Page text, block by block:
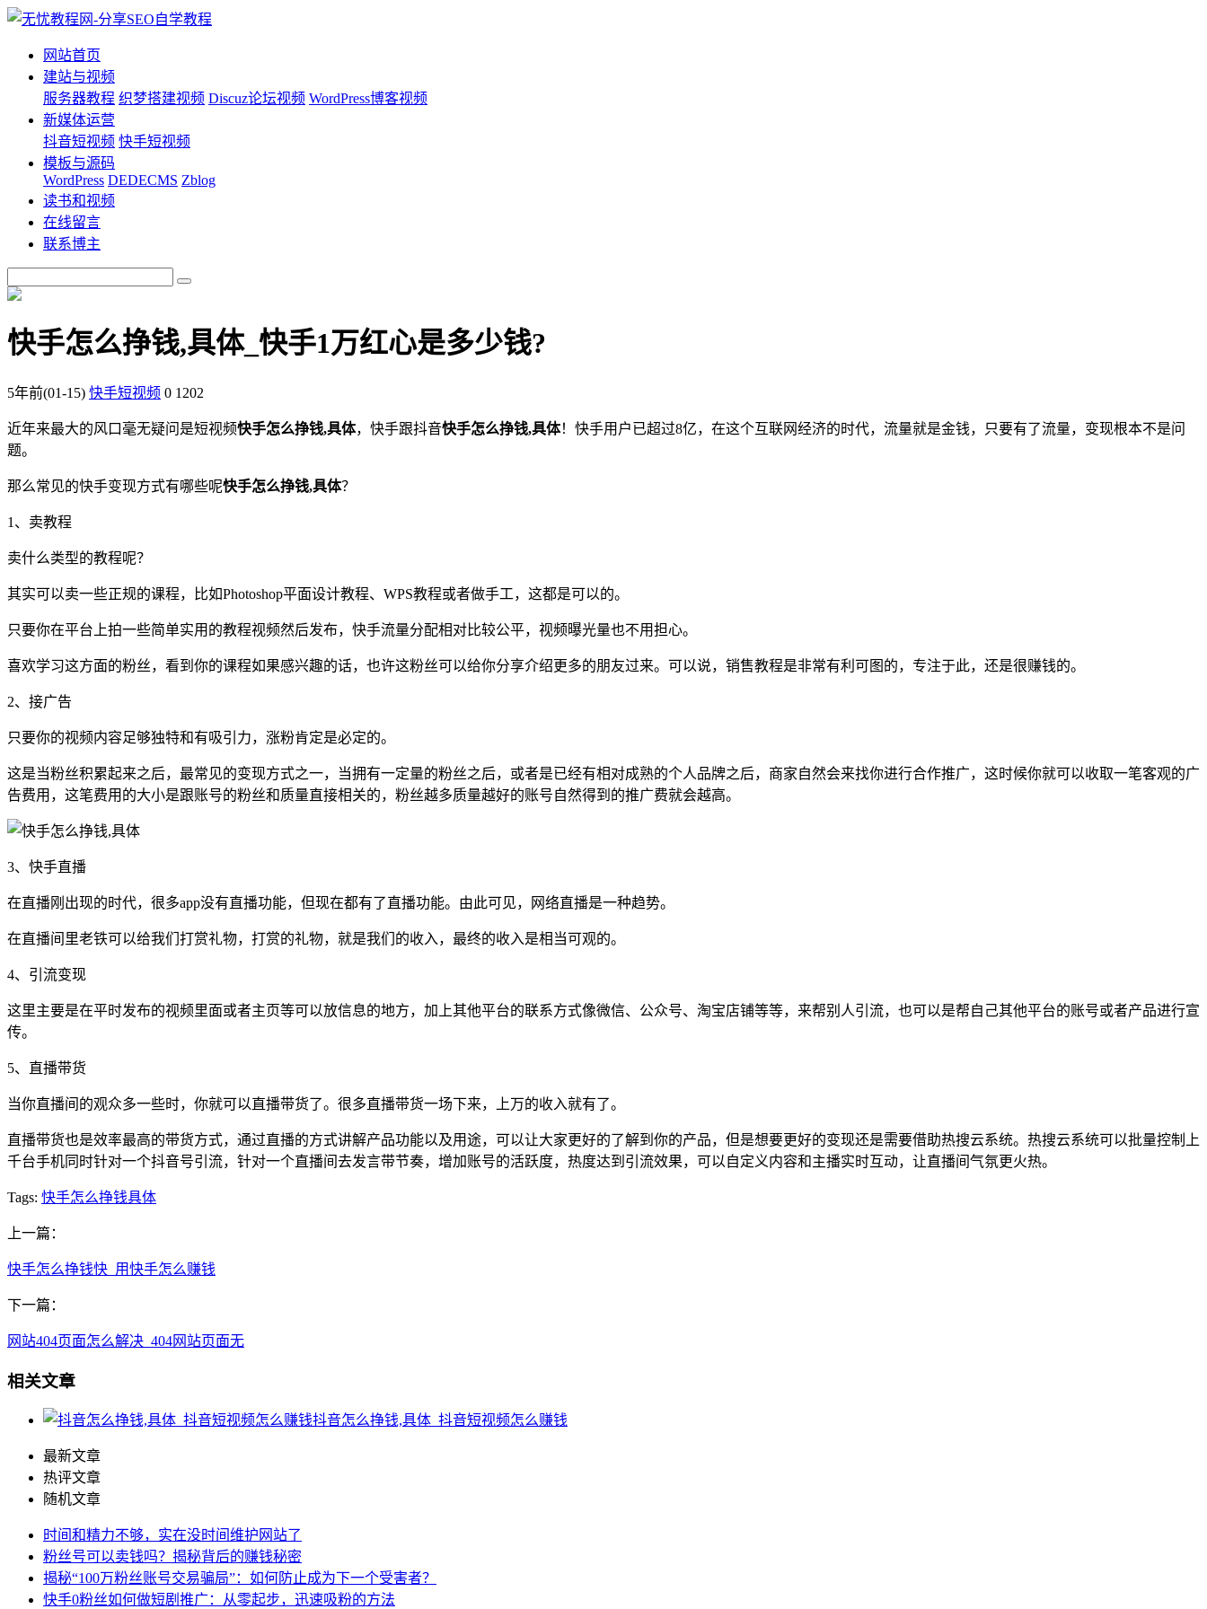
网站首页
建站与视频
服务器教程 织梦搭建视频 Discuz论坛视频 WordPress博客视频
新媒体运营
抖音短视频 快手短视频
模板与源码
WordPress DEDECMS Zblog
读书和视频
在线留言
联系博主
快手怎么挣钱,具体_快手1万红心是多少钱?
5年前(01-15) 快手短视频 0 1202
近年来最大的风口毫无疑问是短视频快手怎么挣钱,具体，快手跟抖音快手怎么挣钱,具体！快手用户已超过8亿，在这个互联网经济的时代，流量就是金钱，只要有了流量，变现根本不是问
题。
那么常见的快手变现方式有哪些呢快手怎么挣钱,具体？
1、卖教程
卖什么类型的教程呢？
其实可以卖一些正规的课程，比如Photoshop平面设计教程、WPS教程或者做手工，这都是可以的。
只要你在平台上拍一些简单实用的教程视频然后发布，快手流量分配相对比较公平，视频曝光量也不用担心。
喜欢学习这方面的粉丝，看到你的课程如果感兴趣的话，也许这粉丝可以给你分享介绍更多的朋友过来。可以说，销售教程是非常有利可图的，专注于此，还是很赚钱的。
2、接广告
只要你的视频内容足够独特和有吸引力，涨粉肯定是必定的。
这是当粉丝积累起来之后，最常见的变现方式之一，当拥有一定量的粉丝之后，或者是已经有相对成熟的个人品牌之后，商家自然会来找你进行合作推广，这时候你就可以收取一笔客观的广
告费用，这笔费用的大小是跟账号的粉丝和质量直接相关的，粉丝越多质量越好的账号自然得到的推广费就会越高。
3、快手直播
在直播刚出现的时代，很多app没有直播功能，但现在都有了直播功能。由此可见，网络直播是一种趋势。
在直播间里老铁可以给我们打赏礼物，打赏的礼物，就是我们的收入，最终的收入是相当可观的。
4、引流变现
这里主要是在平时发布的视频里面或者主页等可以放信息的地方，加上其他平台的联系方式像微信、公众号、淘宝店铺等等，来帮别人引流，也可以是帮自己其他平台的账号或者产品进行宣
传。
5、直播带货
当你直播间的观众多一些时，你就可以直播带货了。很多直播带货一场下来，上万的收入就有了。
直播带货也是效率最高的带货方式，通过直播的方式讲解产品功能以及用途，可以让大家更好的了解到你的产品，但是想要更好的变现还是需要借助热搜云系统。热搜云系统可以批量控制上
千台手机同时针对一个抖音号引流，针对一个直播间去发言带节奏，增加账号的活跃度，热度达到引流效果，可以自定义内容和主播实时互动，让直播间气氛更火热。
Tags: 快手怎么挣钱具体
上一篇：
快手怎么挣钱快_用快手怎么赚钱
下一篇：
网站404页面怎么解决_404网站页面无
相关文章
抖音怎么挣钱,具体_抖音短视频怎么赚钱
最新文章
热评文章
随机文章
时间和精力不够，实在没时间维护网站了
粉丝号可以卖钱吗？揭秘背后的赚钱秘密
揭秘“100万粉丝账号交易骗局”：如何防止成为下一个受害者？
快手0粉丝如何做短剧推广：从零起步，迅速吸粉的方法